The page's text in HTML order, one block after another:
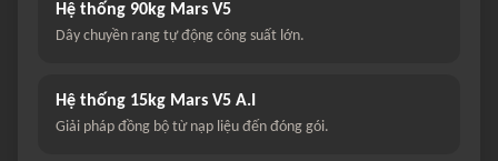
Hệ thống 90kg Mars V5
Dây chuyền rang tự động công suất lớn.
Hệ thống 15kg Mars V5 A.I
Giải pháp đồng bộ từ nạp liệu đến đóng gói.